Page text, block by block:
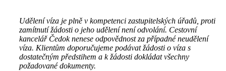
Udělení víza je plně v kompetenci zastupitelských úřadů, proti
zamítnutí žádosti o jeho udělení není odvolání. Cestovní
kancelář Čedok nenese odpovědnost za případné neudělení
víza. Klientům doporučujeme podávat žádosti o víza s
dostatečným předstihem a k žádosti dokládat všechny
požadované dokumenty.